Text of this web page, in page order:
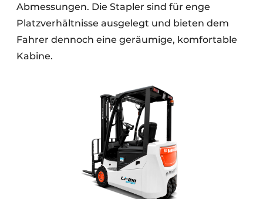
Abmessungen. Die Stapler sind für enge
Platzverhältnisse ausgelegt und bieten dem
Fahrer dennoch eine geräumige, komfortable
Kabine.